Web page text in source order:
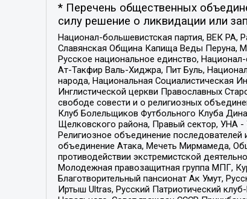
* Перечень общественных
силу решение о ликвидации или
Национал-большевистская партия, ВЕК РА,
Славянская Община Капища Веды Перуна,
Русское национальное единство,
Ат-Такфир Валь-Хиджра, Пит Буль,
народа, Национальная Социалистическая
Инглистической церкви Православных
свободе совести и о религиозных
Клуб Болельщиков Футбольного Клуба
Щелковского района, Правый сектор, УНА -
Религиозное объединение последователей
объединение Атака, Мечеть Мирмамеда,
противодействии экстремистской
Молодежная правозащитная группа МПГ,
Благотворительный пансионат Ак Умут,
Иртыш Ultras, Русский Патриотический